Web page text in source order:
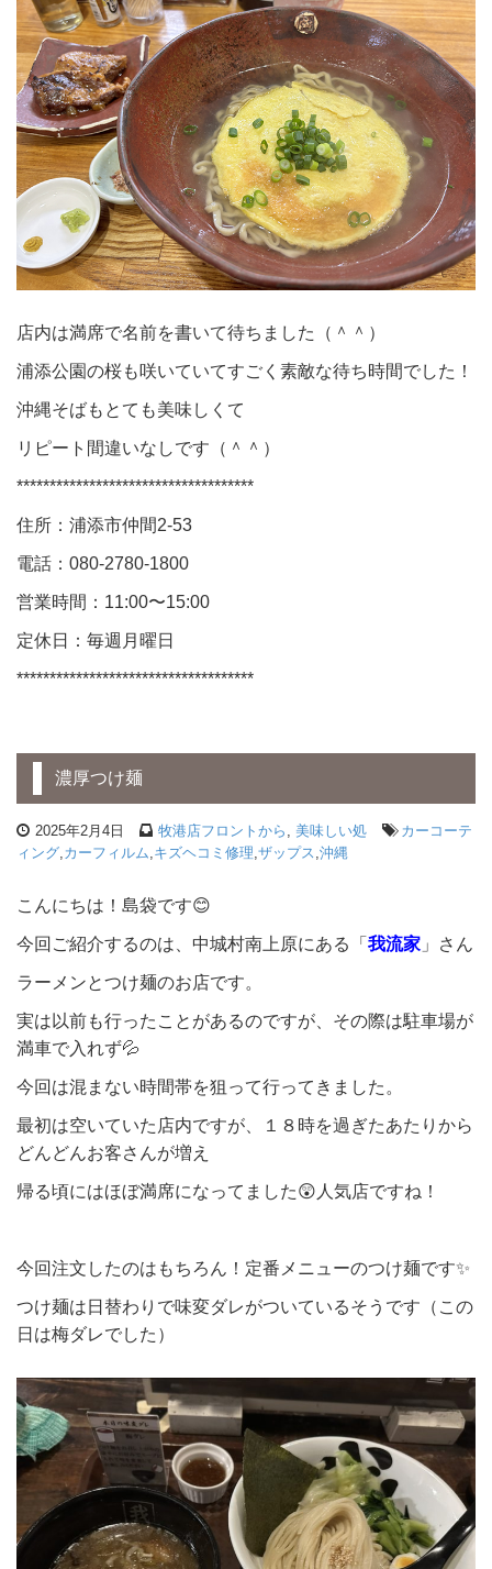
店内は満席で名前を書いて待ちました（＾＾）
浦添公園の桜も咲いていてすごく素敵な待ち時間でした！
沖縄そばもとても美味しくて
リピート間違いなしです（＾＾）
************************************
住所：浦添市仲間2-53
電話：080-2780-1800
営業時間：11:00〜15:00
定休日：毎週月曜日
************************************
濃厚つけ麺
2025年2月4日 牧港店フロントから , 美味しい処
カーコーテ
ィング,カーフィルム,キズヘコミ修理,ザップス,沖縄
こんにちは！島袋です😊
今回ご紹介するのは、中城村南上原にある「 我流家 」さん
ラーメンとつけ麺のお店です。
実は以前も行ったことがあるのですが、その際は駐車場が
満車で入れず💦
今回は混まない時間帯を狙って行ってきました。
最初は空いていた店内ですが、１８時を過ぎたあたりから
どんどんお客さんが増え
帰る頃にはほぼ満席になってました😲人気店ですね！
今回注文したのはもちろん！定番メニューのつけ麺です✨
つけ麺は日替わりで味変ダレがついているそうです（この
日は梅ダレでした）